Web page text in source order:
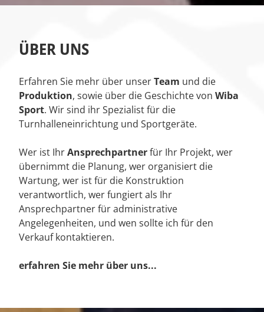
ÜBER UNS
Erfahren Sie mehr über unserTeam und die
Produktion, sowie über die Geschichte von Wiba
Sport. Wir sind ihr Spezialist für die
Turnhalleneinrichtung und Sportgeräte.
Wer ist IhrAnsprechpartnerfür Ihr Projekt, wer
übernimmt die Planung, wer organisiert die
Wartung, wer ist für die Konstruktion
verantwortlich, wer fungiert als Ihr
Ansprechpartner für administrative
Angelegenheiten, und wen sollte ich für den
Verkauf kontaktieren.
erfahren Sie mehr über uns...